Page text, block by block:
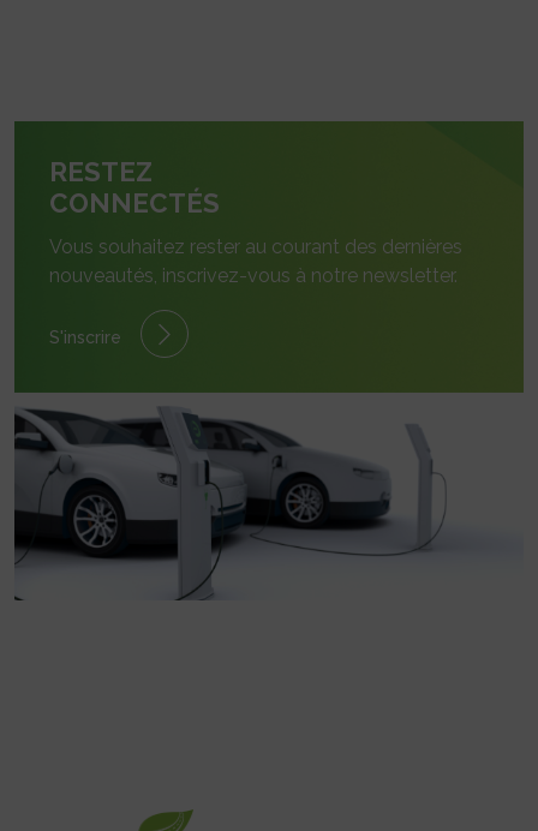
RESTEZ
CONNECTÉS
Vous souhaitez rester au courant des dernières
nouveautés, inscrivez-vous à notre newsletter.
S'inscrire